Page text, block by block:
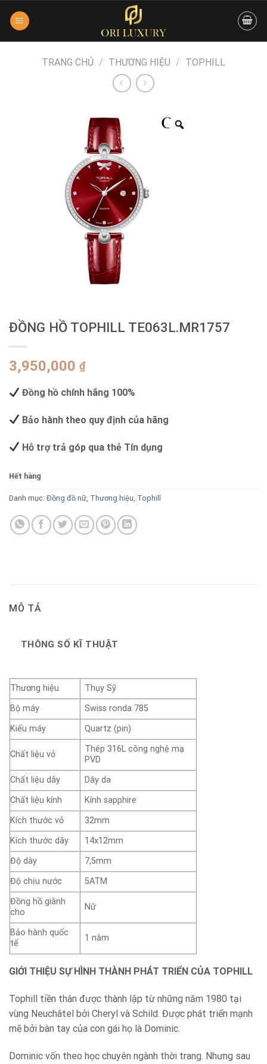
TRANG CHỦ / THƯƠNG HIỆU / TOPHILL
ĐỒNG HỒ TOPHILL TE063L.MR1757
3,950,000 ₫
Đồng hồ chính hãng 100%
Bảo hành theo quy định của hãng
Hỗ trợ trả góp qua thẻ Tín dụng
Hết hàng
Danh mục: Đồng đồ nữ, Thương hiệu, Tophill
MÔ TẢ
THÔNG SỐ KĨ THUẬT
Thương hiệu
Thụy Sỹ
Bộ máy
Swiss ronda 785
Kiểu máy
Quartz (pin)
Chất liệu vỏ
Thép 316L công nghệ mạ
PVD
Chất liệu dây
Dây da
Chất liệu kính
Kính sapphire
Kích thước vỏ
32mm
Kích thước dây
14x12mm
Độ dày
7,5mm
Độ chịu nước
5ATM
Đồng hồ giành
cho
Nữ
Bảo hành quốc
tế
1 năm
GIỚI THIỆU SỰ HÌNH THÀNH PHÁT TRIỂN CỦA TOPHILL
Tophill tiền thân được thành lập từ những năm 1980 tại
vùng Neuchâtel bởi Cheryl và Schild. Được phát triển mạnh
mẽ bởi bàn tay của con gái họ là Dominic.
Dominic vốn theo học chuyên ngành thời trang. Nhưng sau